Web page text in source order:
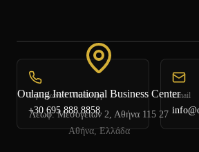
Oulang International Business Center
Λεωφ. Μεσογείων 2, Αθήνα 115 27
Αθήνα, Ελλάδα
Τηλέφωνο / WhatsApp
+30 695 888 8858
Email